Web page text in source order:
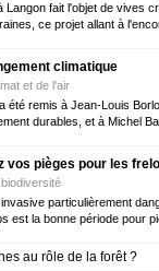
Langon fait l'objet de vives
ce projet allant à
climatique
et de l'air
été remis à Jean-Louis
durables, et à Michel
vos pièges pour les
particulièrement
est la bonne période pour
au rôle de la forêt ?